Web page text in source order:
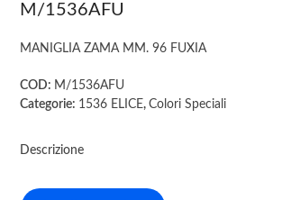
M/1536AFU
MANIGLIA ZAMA MM. 96 FUXIA
COD: M/1536AFU
Categorie: 1536 ELICE,Colori Speciali
Descrizione